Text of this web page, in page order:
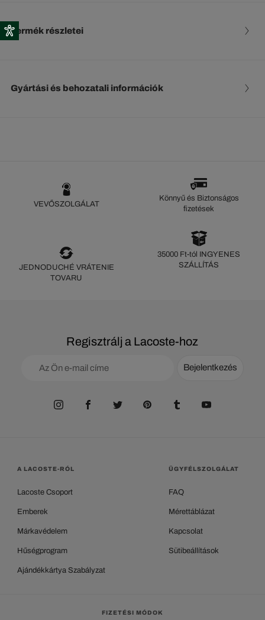
Termék részletei
Gyártási és behozatali információk
VEVŐSZOLGÁLAT
Könnyű és Biztonságos
fizetések
JEDNODUCHÉ VRÁTENIE
TOVARU
35000 Ft-tól INGYENES
SZÁLLÍTÁS
Regisztrálj a Lacoste-hoz
Bejelentkezés
A LACOSTE-RÓL
Lacoste Csoport
Emberek
Márkavédelem
Hűségprogram
Ajándékkártya Szabályzat
ÜGYFÉLSZOLGÁLAT
FAQ
Mérettáblázat
Kapcsolat
Sütibeállítások
FIZETÉSI MÓDOK